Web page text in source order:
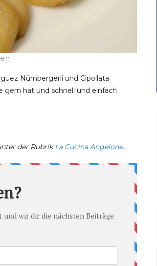
Nürnbergerli und Cipollata
gern hat und schnell und einfach
der RubrikLa Cucina Angelone.